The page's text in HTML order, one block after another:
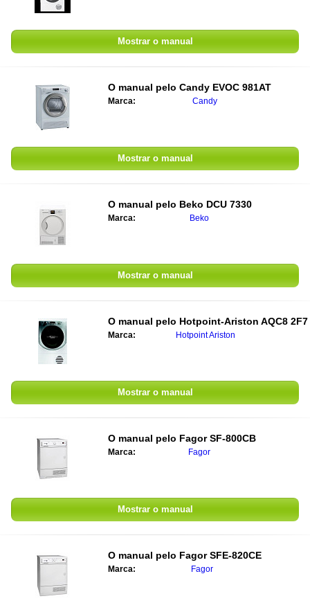
Mostrar o manual
O manual pelo Candy EVOC 981AT
Marca: Candy
Mostrar o manual
O manual pelo Beko DCU 7330
Marca: Beko
Mostrar o manual
O manual pelo Hotpoint-Ariston AQC8 2F7
Marca: Hotpoint Ariston
Mostrar o manual
O manual pelo Fagor SF-800CB
Marca: Fagor
Mostrar o manual
O manual pelo Fagor SFE-820CE
Marca: Fagor